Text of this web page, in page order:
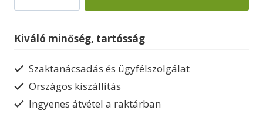
Höfats
Kiváló minőség, tartósság
Szaktanácsadás és ügyfélszolgálat
Országos kiszállítás
Ingyenes átvétel a raktárban